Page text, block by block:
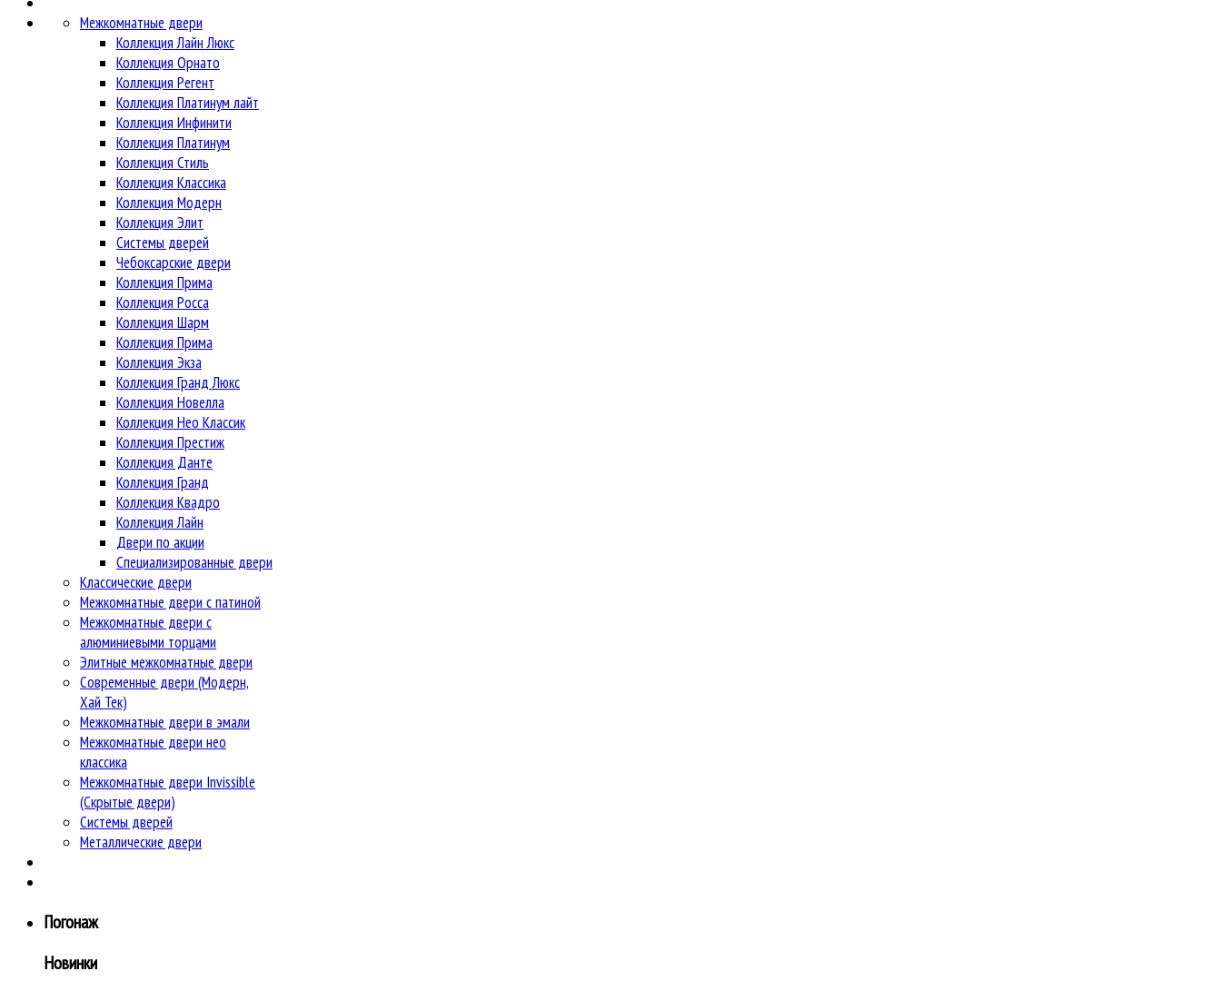
Межкомнатные двери
Коллекция Лайн Люкс
Коллекция Орнато
Коллекция Регент
Коллекция Платинум лайт
Коллекция Инфинити
Коллекция Платинум
Коллекция Стиль
Коллекция Классика
Коллекция Модерн
Коллекция Элит
Системы дверей
Чебоксарские двери
Коллекция Прима
Коллекция Росса
Коллекция Шарм
Коллекция Прима
Коллекция Экза
Коллекция Гранд Люкс
Коллекция Новелла
Коллекция Нео Классик
Коллекция Престиж
Коллекция Данте
Коллекция Гранд
Коллекция Квадро
Коллекция Лайн
Двери по акции
Специализированные двери
Классические двери
Межкомнатные двери с патиной
Межкомнатные двери с
алюминиевыми торцами
Элитные межкомнатные двери
Современные двери (Модерн,
Хай Тек)
Межкомнатные двери в эмали
Межкомнатные двери нео
классика
Межкомнатные двери Invissible
(Скрытые двери)
Системы дверей
Металлические двери
Погонаж
Новинки